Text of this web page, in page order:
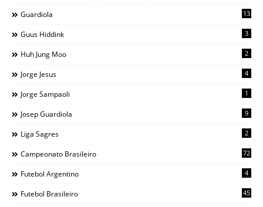
Guardiola 13
Guus Hiddink 3
Huh Jung Moo 2
Jorge Jesus 4
Jorge Sampaoli 1
Josep Guardiola 9
Liga Sagres 2
Campeonato Brasileiro 72
Futebol Argentino 4
Futebol Brasileiro 45